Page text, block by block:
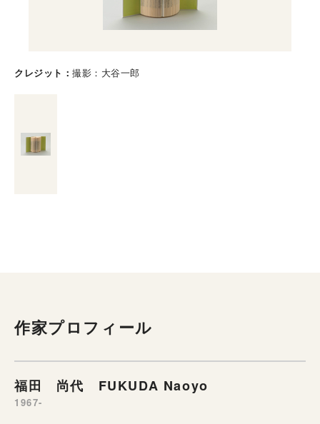
クレジット 撮影：大谷一郎
作家プロフィール
福田 尚代 FUKUDA Naoyo
1967-